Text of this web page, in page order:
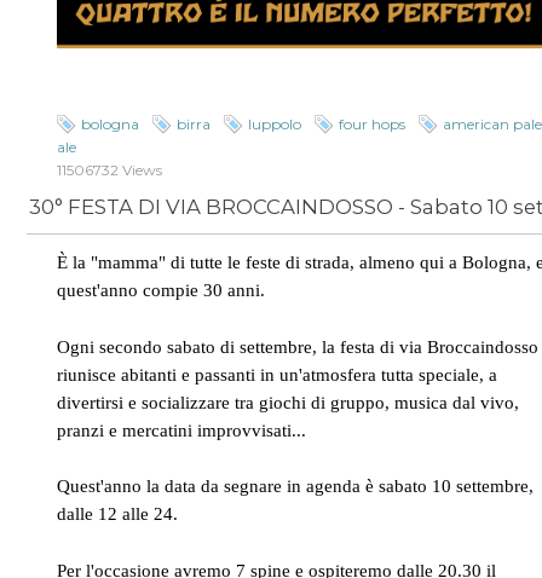
bologna birra luppolo four hops
american pale
ale
11506732 Views
È la "mamma" di tutte le feste di strada, almeno qui a Bologna,
quest'anno compie 30 anni.
Ogni secondo sabato di settembre, la festa di via Broccaindosso
riunisce abitanti e passanti in un'atmosfera tutta speciale, a
divertirsi e socializzare tra giochi di gruppo, musica dal vivo,
pranzi e mercatini improvvisati...
Quest'anno la data da segnare in agenda è sabato 10 settembre,
dalle 12 alle 24.
Per l'occasione avremo 7 spine e ospiteremo dalle 20.30 il